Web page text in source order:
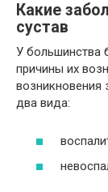
Какие
сустав
У большинства
причины их
возникновения
два вида: